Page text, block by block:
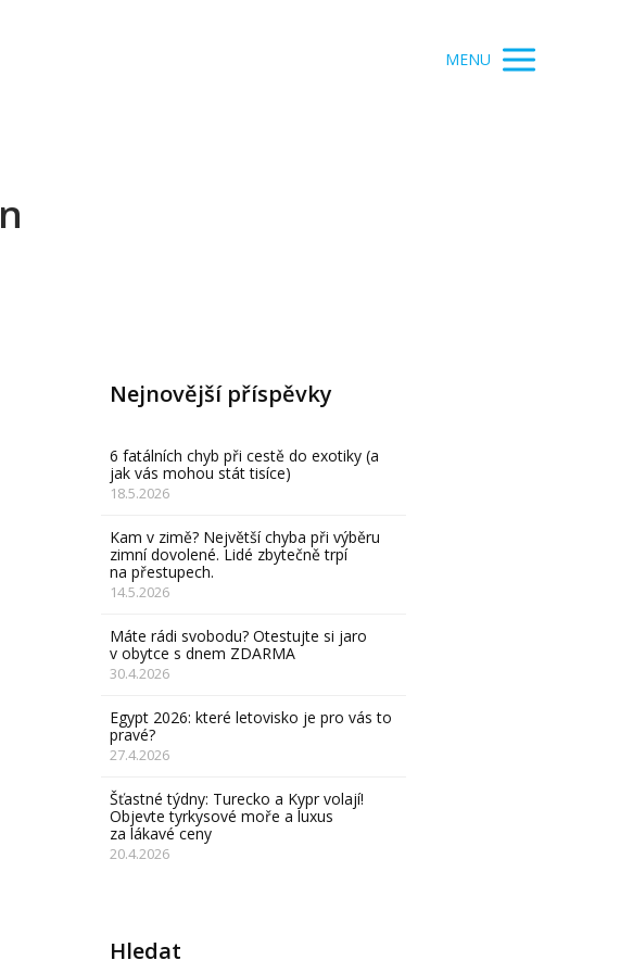
MENU
Nejnovější příspěvky
6 fatálních chyb při cestě do exotiky (a
jak vás mohou stát tisíce)
18.5.2026
Kam v zimě? Největší chyba při výběru
zimní dovolené. Lidé zbytečně trpí
na přestupech.
14.5.2026
Máte rádi svobodu? Otestujte si jaro
v obytce s dnem ZDARMA
30.4.2026
Egypt 2026: které letovisko je pro vás to
pravé?
27.4.2026
Šťastné týdny: Turecko a Kypr volají!
Objevte tyrkysové moře a luxus
za lákavé ceny
20.4.2026
Hledat